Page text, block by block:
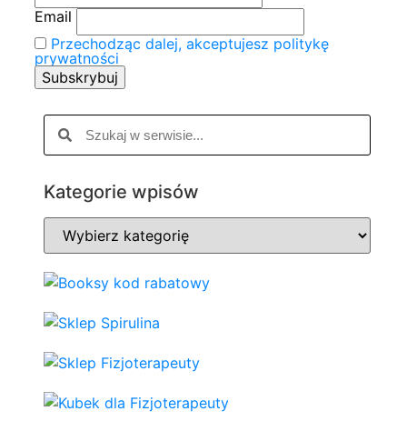
Email
Przechodząc dalej, akceptujesz politykę
prywatności
Kategorie wpisów